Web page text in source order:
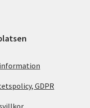
GDPR